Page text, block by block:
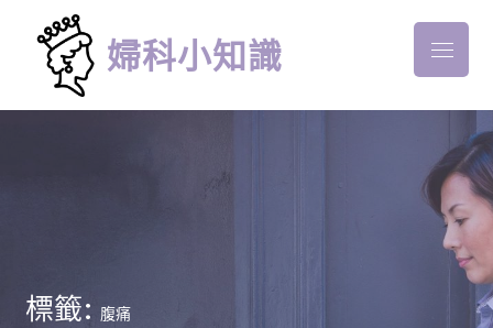
content
婦科小知識 Menu
標籤: 腹痛